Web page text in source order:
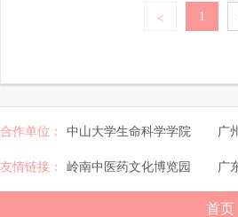
< 1
合作单位： 中山大学生命科学学院 广
友情链接： 岭南中医药文化博览园 广
首页